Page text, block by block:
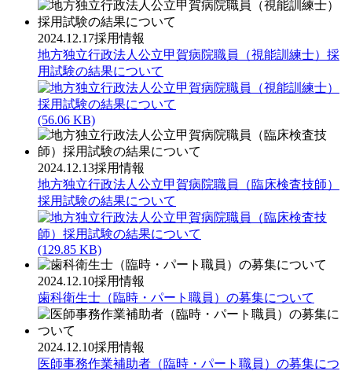
2024.12.17採用情報
地方独立行政法人公立甲賀病院職員（視能訓練士）採
用試験の結果について
(56.06 KB)
2024.12.13採用情報
地方独立行政法人公立甲賀病院職員（臨床検査技師）
採用試験の結果について
(129.85 KB)
2024.12.10採用情報
歯科衛生士（臨時・パート職員）の募集について
2024.12.10採用情報
医師事務作業補助者（臨時・パート職員）の募集につ